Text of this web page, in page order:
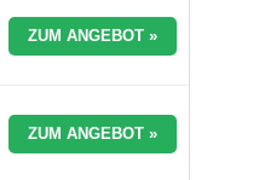
ZUM ANGEBOT »
ZUM ANGEBOT »